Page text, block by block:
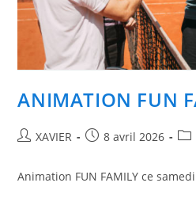
ANIMATION FUN
Auteur/autrice
la
XAVIER
Publication
8 avril 2026
Animation FUN FAMILY ce